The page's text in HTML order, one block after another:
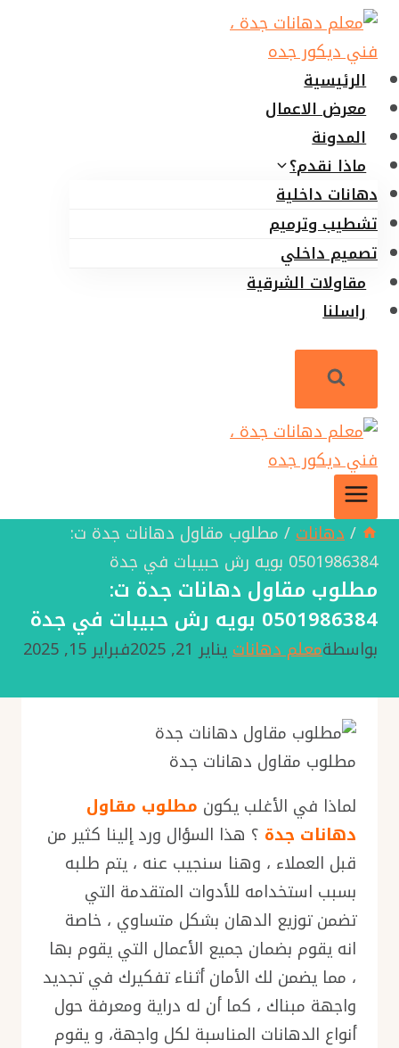
التجاوز
إلى
المحتوىالرئيسية
معرض الاعمال
المدونة
ماذا نقدم؟
دهانات داخلية
تشطيب وترميم
تصميم داخلي
مقاولات الشرقية
راسلنا
/دهانات/ مطلوب مقاول دهانات جدة ت:
0501986384 بويه رش حبيبات في جدة
مطلوب مقاول دهانات جدة ت:
0501986384 بويه رش حبيبات في جدة
بواسطةمعلم دهاناتيناير 21, 2025 فبراير 15, 2025
مطلوب مقاول دهانات جدة
لماذا في الأغلب يكون مطلوب مقاول
دهانات جدة ؟ هذا السؤال ورد إلينا كثير من
قبل العملاء ، وهنا سنجيب عنه ، يتم طلبه
بسبب استخدامه للأدوات المتقدمة التي
تضمن توزيع الدهان بشكل متساوي ، خاصة
انه يقوم بضمان جميع الأعمال التي يقوم بها
، مما يضمن لك الأمان أثناء تفكيرك في تجديد
واجهة مبناك ، كما أن له دراية ومعرفة حول
أنواع الدهانات المناسبة لكل واجهة، و يقوم